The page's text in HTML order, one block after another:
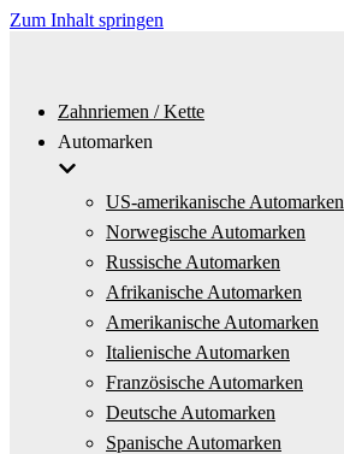
Zum Inhalt springen
Zahnriemen / Kette
Automarken
US-amerikanische Automarken
Norwegische Automarken
Russische Automarken
Afrikanische Automarken
Amerikanische Automarken
Italienische Automarken
Französische Automarken
Deutsche Automarken
Spanische Automarken